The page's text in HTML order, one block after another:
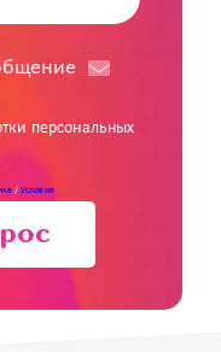
персональных
/Условия